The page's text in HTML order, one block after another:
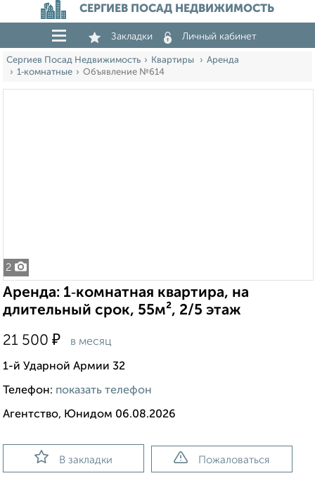
СЕРГИЕВ ПОСАД НЕДВИЖИМОСТЬ
Закладки Личный кабинет
Сергиев Посад Недвижимость Квартиры
Аренда
1‑комнатные
Объявление №614
2
Аренда: 1‑комнатная квартира, на
длительный срок, 55м², 2/5 этаж
21 500 ₽ в месяц
1-й Ударной Армии 32
Телефон: показать телефон
Агентство, Юнидом 06.08.2026
В закладки Пожаловаться